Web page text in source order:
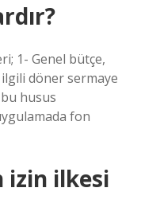
1- Genel bütçe,
döner sermaye
husus
fon
izin ilkesi